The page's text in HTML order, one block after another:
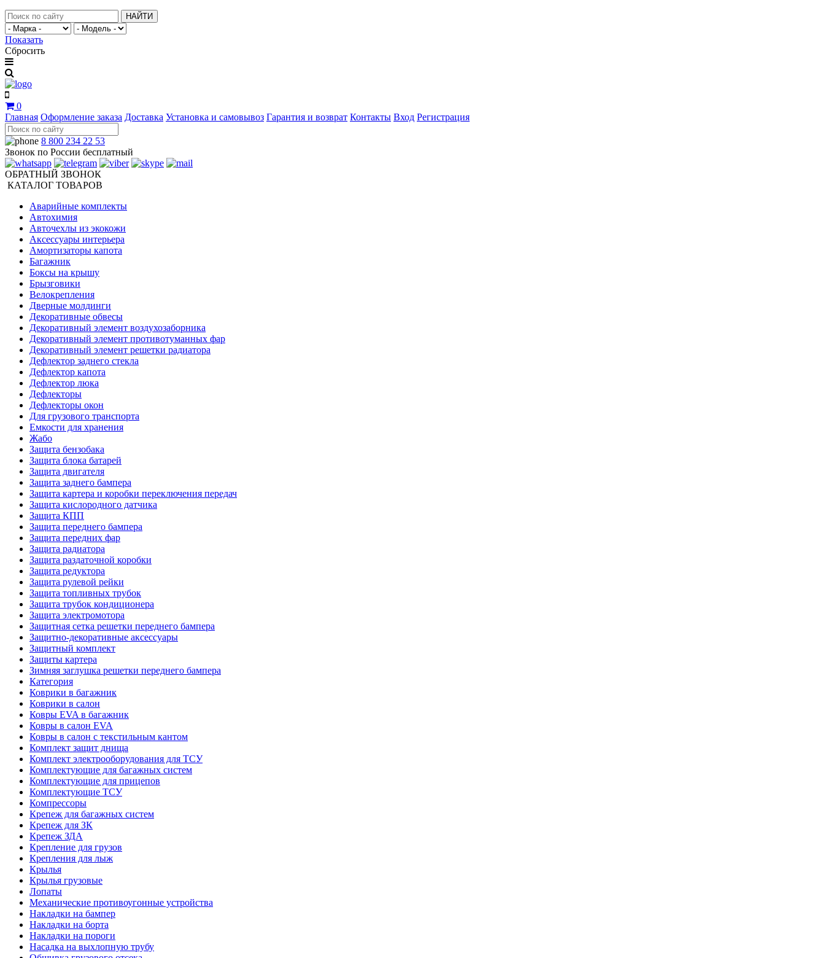
НАЙТИ
Показать
Сбросить
0
Главная Оформление заказа Доставка Установка и самовывоз Гарантия и возврат Контакты Вход Регистрация
8 800 234 22 53
Звонок по России бесплатный
ОБРАТНЫЙ ЗВОНОК
КАТАЛОГ ТОВАРОВ
Аварийные комплекты
Автохимия
Авточехлы из экокожи
Аксессуары интерьера
Амортизаторы капота
Багажник
Боксы на крышу
Брызговики
Велокрепления
Дверные молдинги
Декоративные обвесы
Декоративный элемент воздухозаборника
Декоративный элемент противотуманных фар
Декоративный элемент решетки радиатора
Дефлектор заднего стекла
Дефлектор капота
Дефлектор люка
Дефлекторы
Дефлекторы окон
Для грузового транспорта
Емкости для хранения
Жабо
Защита бензобака
Защита блока батарей
Защита двигателя
Защита заднего бампера
Защита картера и коробки переключения передач
Защита кислородного датчика
Защита КПП
Защита переднего бампера
Защита передних фар
Защита радиатора
Защита раздаточной коробки
Защита редуктора
Защита рулевой рейки
Защита топливных трубок
Защита трубок кондиционера
Защита электромотора
Защитная сетка решетки переднего бампера
Защитно-декоративные аксессуары
Защитный комплект
Защиты картера
Зимняя заглушка решетки переднего бампера
Категория
Коврики в багажник
Коврики в салон
Ковры EVA в багажник
Ковры в салон EVA
Ковры в салон с текстильным кантом
Комплект защит днища
Комплект электрооборудования для ТСУ
Комплектующие для багажных систем
Комплектующие для прицепов
Комплектующие ТСУ
Компрессоры
Крепеж для багажных систем
Крепеж для ЗК
Крепеж ЗДА
Крепление для грузов
Крепления для лыж
Крылья
Крылья грузовые
Лопаты
Механические противоугонные устройства
Накладки на бампер
Накладки на борта
Накладки на пороги
Насадка на выхлопную трубу